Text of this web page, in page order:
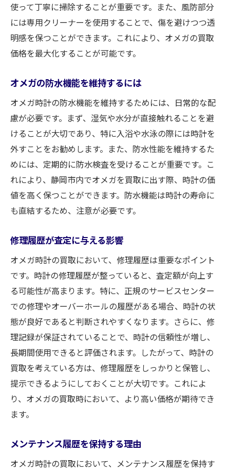
使って丁寧に掃除することが重要です。また、風防部分
には専用クリーナーを使用することで、傷を避けつつ透
明感を保つことができます。これにより、オメガの買取
価格を最大化することが可能です。
オメガの防水機能を維持するには
オメガ時計の防水機能を維持するためには、日常的な配
慮が必要です。まず、湿気や水分が直接触れることを避
けることが大切であり、特に入浴や水泳の際には時計を
外すことをお勧めします。また、防水性能を維持するた
めには、定期的に防水検査を受けることが重要です。こ
れにより、静岡市内でオメガを買取に出す際、時計の価
値を高く保つことができます。防水機能は時計の寿命に
も直結するため、注意が必要です。
修理履歴が査定に与える影響
オメガ時計の買取において、修理履歴は重要なポイント
です。時計の修理履歴が整っていると、査定額が向上す
る可能性が高まります。特に、正規のサービスセンター
での修理やオーバーホールの履歴がある場合、時計の状
態が良好であると判断されやすくなります。さらに、修
理記録が保証されていることで、時計の信頼性が増し、
長期間使用できると評価されます。したがって、時計の
買取を考えている方は、修理履歴をしっかりと保管し、
提示できるようにしておくことが大切です。これによ
り、オメガの買取時において、より高い価格が期待でき
ます。
メンテナンス履歴を保持する理由
オメガ時計の買取において、メンテナンス履歴を保持す